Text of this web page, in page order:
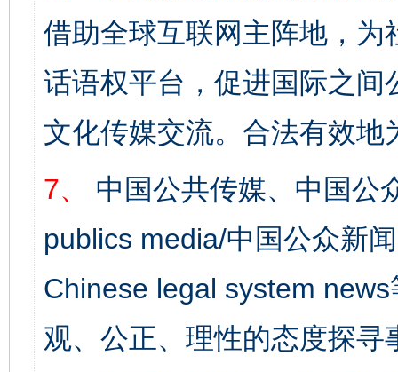
借助全球互联网主阵地，
话语权平台，促进国际之
文化传媒交流。合法有效地
7、
中国公共传媒、中国公
publics media/中国公众新
Chinese legal system
观、公正、理性的态度探寻
完善运行机制助力责任有效落实